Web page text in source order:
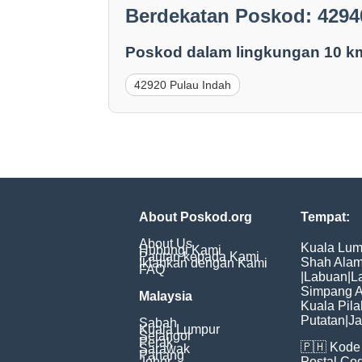
Berdekatan Poskod:
Poskod dalam lingkungan 10
42920 Pulau Indah
About Poskod.org
About Us
Hubungi Kami
Pautan kepada Kami
Iklankan dengan Kami
FAQ
Malaysia
Sabah
Kuala Lumpur
Selangor
Perak
Sarawak
Pahang
Tempat:
Kuala
Shah
Labuan
Simpang
Kuala
Putatan
🇵🇭